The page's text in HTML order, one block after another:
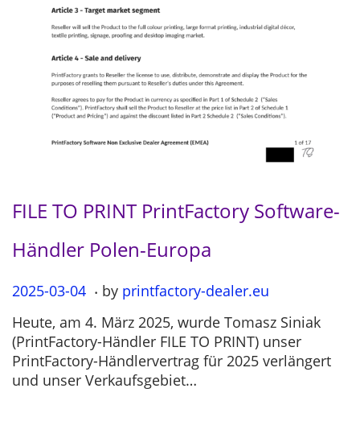
FILE TO PRINT PrintFactory Software-
Händler Polen-Europa
P
s
t
e
d
2025-03-04 2
2
5
-
0
. by printfactory-dealer.eu
Heute, am 4. März 2025, wurde Tomasz Siniak
(PrintFactory-Händler FILE TO PRINT) unser
PrintFactory-Händlervertrag für 2025 verlängert
und unser Verkaufsgebiet…